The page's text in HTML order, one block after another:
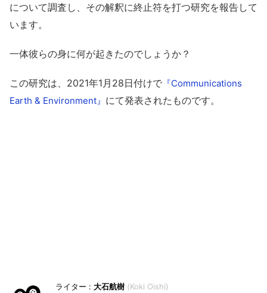
について調査し、その解釈に終止符を打つ研究を報告して
います。
一体彼らの身に何が起きたのでしょうか？
この研究は、2021年1月28日付けで 『Communications
Earth & Environment』 にて発表されたものです。
大石航樹 Koki Oishi